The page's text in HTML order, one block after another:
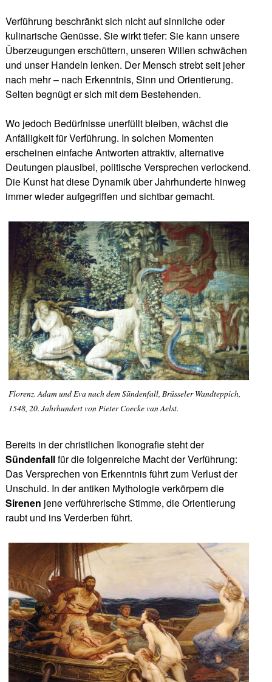
Verführung beschränkt sich nicht auf sinnliche oder
kulinarische Genüsse. Sie wirkt tiefer: Sie kann unsere
Überzeugungen erschüttern, unseren Willen schwächen
und unser Handeln lenken. Der Mensch strebt seit jeher
nach mehr – nach Erkenntnis, Sinn und Orientierung.
Selten begnügt er sich mit dem Bestehenden.
Wo jedoch Bedürfnisse unerfüllt bleiben, wächst die
Anfälligkeit für Verführung. In solchen Momenten
erscheinen einfache Antworten attraktiv, alternative
Deutungen plausibel, politische Versprechen verlockend.
Die Kunst hat diese Dynamik über Jahrhunderte hinweg
immer wieder aufgegriffen und sichtbar gemacht.
Florenz. Adam und Eva nach dem Sündenfall, Brüsseler Wandteppich,
1548, 20. Jahrhundert von Pieter Coecke van Aelst.
Bereits in der christlichen Ikonografie steht der
Sündenfallfür die folgenreiche Macht der Verführung:
Das Versprechen von Erkenntnis führt zum Verlust der
Unschuld. In der antiken Mythologie verkörpern die
Sirenen jene verführerische Stimme, die Orientierung
raubt und ins Verderben führt.